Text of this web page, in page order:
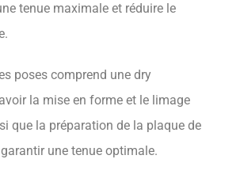
tenue maximale et réduire le
poses comprend une dry
la mise en forme et le limage
que la préparation de la plaque de
garantir une tenue optimale.